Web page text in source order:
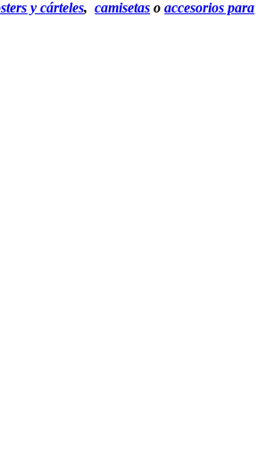
y cárteles,camisetas oaccesorios para